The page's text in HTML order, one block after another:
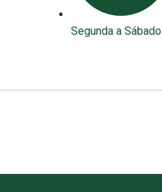
Segunda a Sábado